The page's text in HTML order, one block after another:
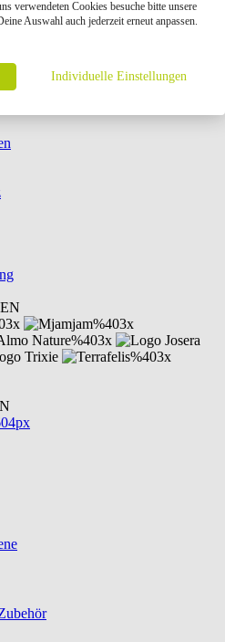
für Katzen
verwendeten Cookies besuche bitte unsere
Auswahl auch jederzeit erneut anpassen.
Individuelle Einstellungen